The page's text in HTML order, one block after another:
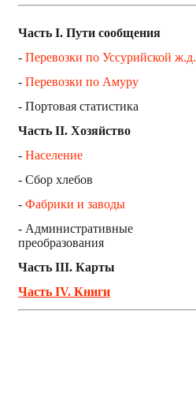
Часть I. Пути сообщения
- Перевозки по Уссурийской ж.д.
- Перевозки по Амуру
- Портовая статистика
Часть II. Хозяйство
- Население
- Сбор хлебов
- Фабрики и заводы
- Административные
преобразования
Часть III. Карты
Часть IV. Книги